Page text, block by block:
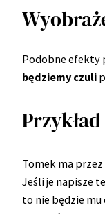
Podobne efekty
będziemy czuli
Przykład
Tomek ma
Jeśli je napisze
to nie będzie mu